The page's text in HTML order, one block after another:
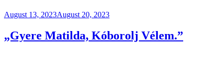
Posted
August 13, 2023August 20, 2023
„Gyere Matilda, Kóborolj Vélem.”